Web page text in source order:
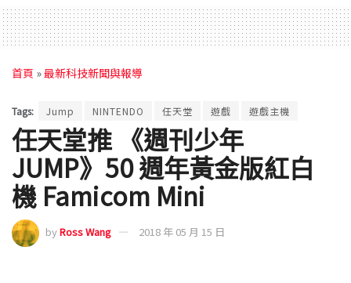
首頁 »最新科技新聞與報導
Tags: Jump NINTENDO 任天堂 遊戲 遊戲主機
任天堂推 《週刊少年
JUMP》50 週年黃金版紅白
機 Famicom Mini
byRoss Wang 2018 年 05 月 15 日